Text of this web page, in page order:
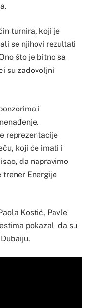
turnira, koji je
se njihovi rezultati
što je bitno sa
su zadovoljni
i
reprezentacije
koji će imati i
da napravimo
trener Energije
Kostić, Pavle
pokazali da su